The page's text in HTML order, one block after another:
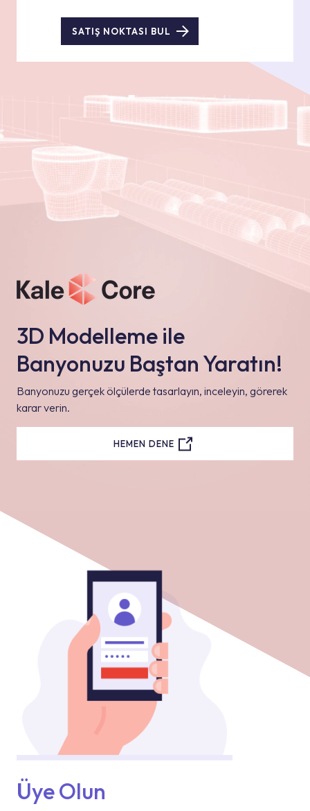
SATIŞ NOKTASI BUL
3D Modelleme ile
Banyonuzu Baştan Yaratın!
Banyonuzu gerçek ölçülerde tasarlayın, inceleyin, görerek
karar verin.
HEMEN DENE
Üye Olun